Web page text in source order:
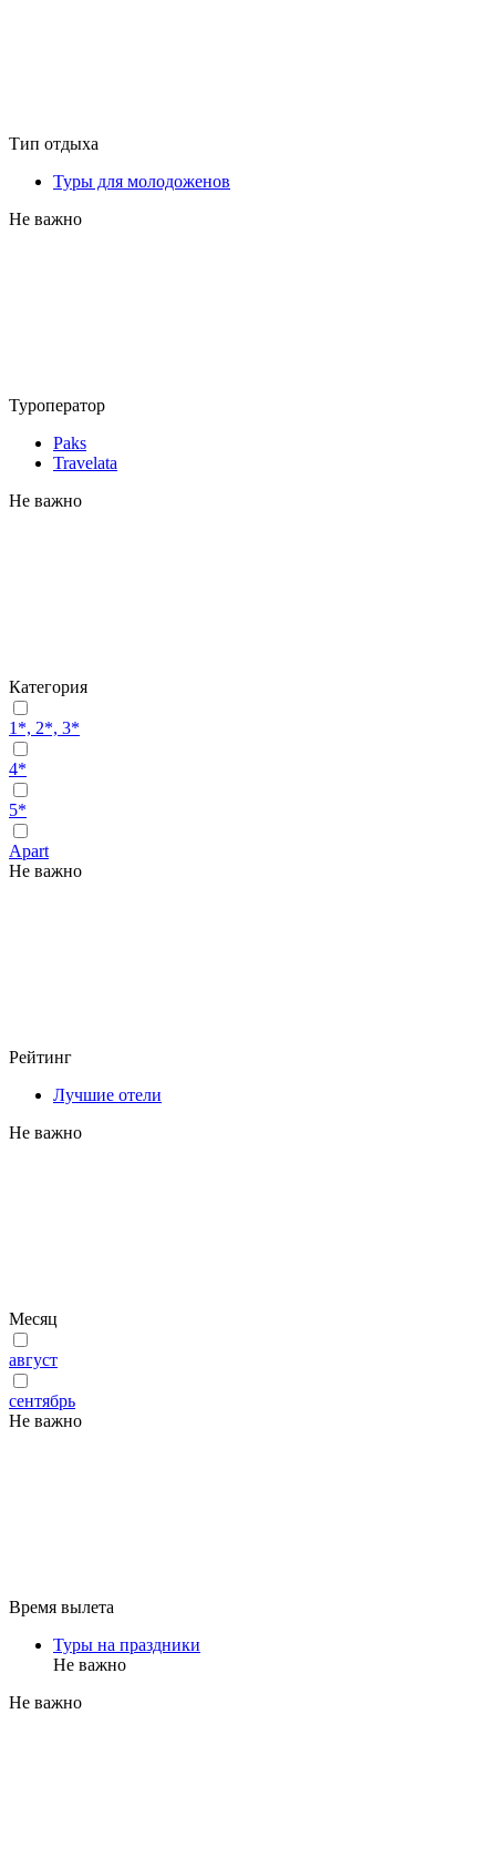
Тип отдыха
Туры для молодоженов
Не важно
Туроператор
Paks
Travelata
Не важно
Категория
1*, 2*, 3*
4*
5*
Apart
Не важно
Рейтинг
Лучшие отели
Не важно
Месяц
август
сентябрь
Не важно
Время вылета
Туры на праздники
Не важно
Не важно